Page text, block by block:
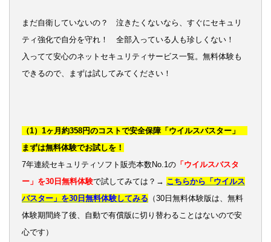
まだ自衛していないの？ 泣きたくないなら、すぐにセキュリ
ティ強化で自分を守れ！ 全部入っている人も珍しくない！
入ってて安心のネットセキュリティサービス一覧。無料体験も
できるので、まずは試してみてください！
（1）1ヶ月約358円のコストで安全保障「ウイルスバスター」
まずは無料体験でお試しを！
7年連続セキュリティソフト販売本数No.1の 「ウイルスバスタ
ー」を30日無料体験で試してみては？→ こちらから「ウイルス
バスター」を30日無料体験してみる （30日無料体験版は、無料
体験期間終了後、自動で有償版に切り替わることはないので安
心です）